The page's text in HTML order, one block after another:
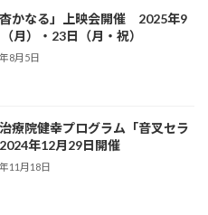
かなる」上映会開催 2025年9
月）・23日（月・祝）
8月5日
療院健幸プログラム「音叉セラ
年12月29日開催
11月18日